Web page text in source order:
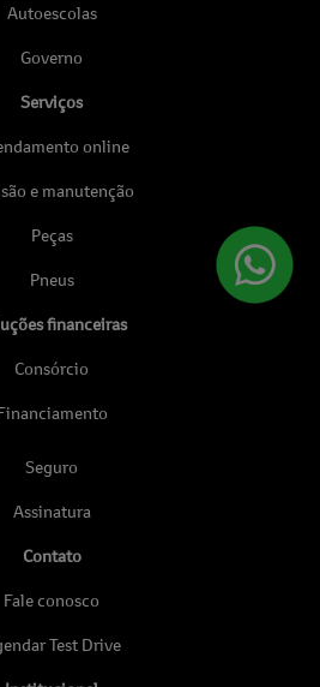
Autoescolas
Governo
Serviços
online
e manutenção
Peças
Pneus
financeiras
Consórcio
Seguro
Assinatura
Contato
Fale conosco
Test Drive